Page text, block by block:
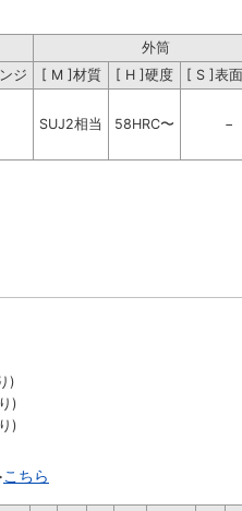
外筒
ジ [ M ]材質 [ H ]硬度 [ S ]表
SUJ2相当 58HRC〜 −
)
)
)
こちら